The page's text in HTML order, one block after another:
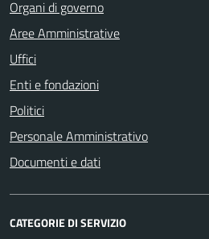
Organi di governo
Aree Amministrative
Uffici
Enti e fondazioni
Politici
Personale Amministrativo
Documenti e dati
CATEGORIE DI SERVIZIO